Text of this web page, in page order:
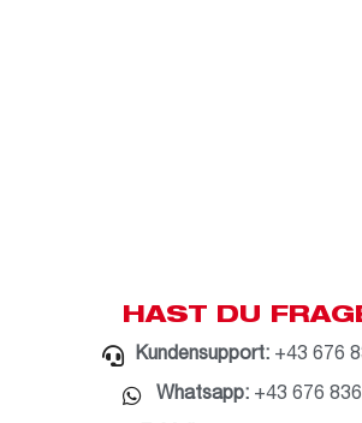
HAST DU
Kundensupport: +43 676
Whatsapp:+43 676